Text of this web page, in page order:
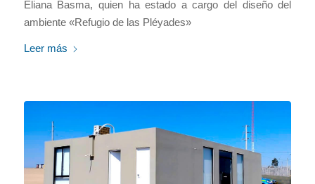
Eliana Basma, quien ha estado a cargo del diseño del
ambiente «Refugio de las Pléyades»
Leer más